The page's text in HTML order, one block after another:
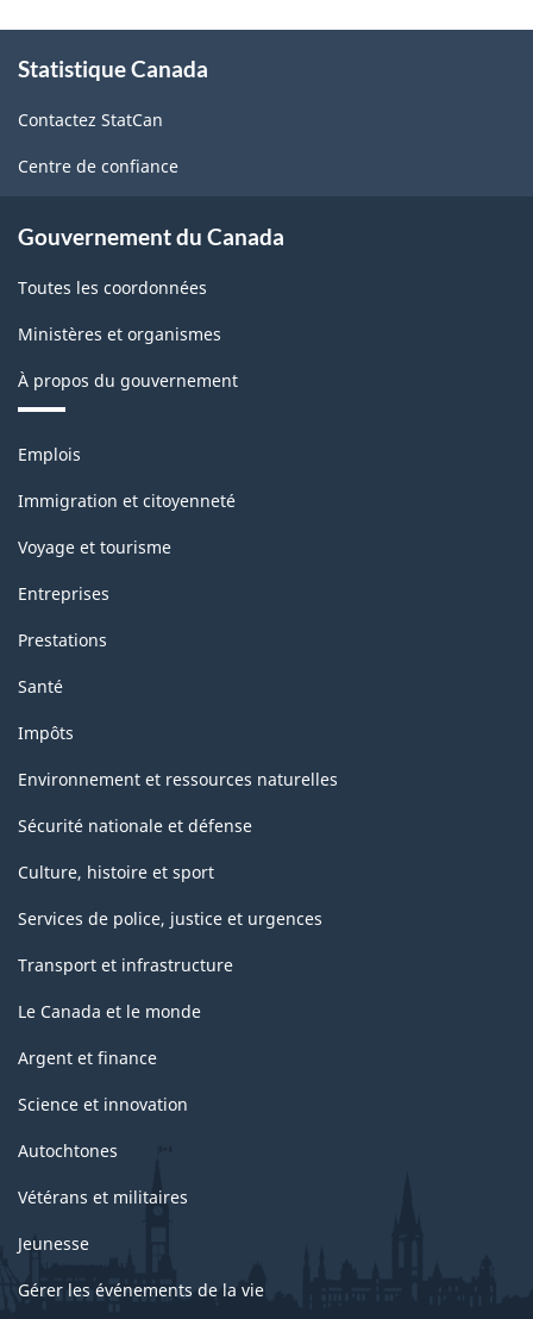
propos
ce
site
Statistique Canada
Contactez StatCan
Centre de confiance
Gouvernement du Canada
Toutes les coordonnées
Ministères et organismes
À propos du gouvernement
Thèmes
sujets
Emplois
Immigration et citoyenneté
Voyage et tourisme
Entreprises
Prestations
Santé
Impôts
Environnement et ressources naturelles
Sécurité nationale et défense
Culture, histoire et sport
Services de police, justice et urgences
Transport et infrastructure
Le Canada et le monde
Argent et finance
Science et innovation
Autochtones
Vétérans et militaires
Jeunesse
Gérer les événements de la vie